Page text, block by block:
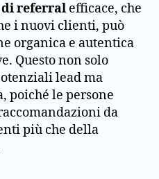
referral efficace, che
i nuovi clienti, può
organica e autentica
Questo non solo
lead ma
poiché le persone
da
più che della